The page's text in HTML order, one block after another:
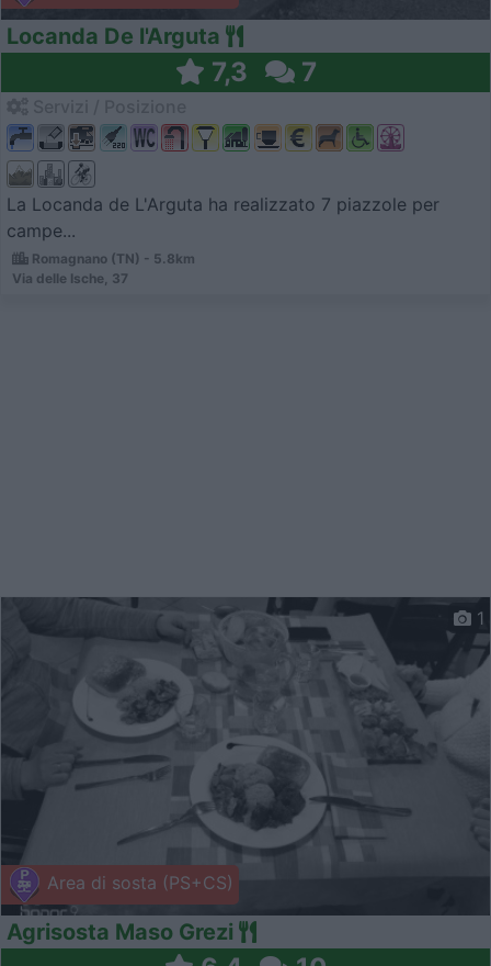
Locanda De l'Arguta
7,3 7
La Locanda de L'Arguta ha realizzato 7 piazzole per
campe...
Romagnano (TN) - 5.8km
Via delle Ische, 37
Area di sosta (PS+CS)
1
Agrisosta Maso Grezi